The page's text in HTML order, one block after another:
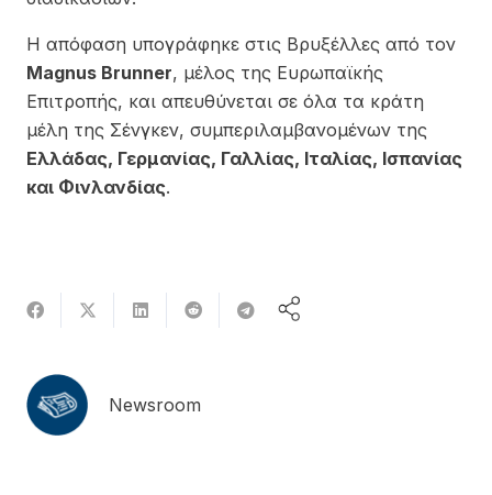
Η απόφαση υπογράφηκε στις Βρυξέλλες από τον
Magnus Brunner, μέλος της Ευρωπαϊκής
Επιτροπής, και απευθύνεται σε όλα τα κράτη
μέλη της Σένγκεν, συμπεριλαμβανομένων της
Ελλάδας, Γερμανίας, Γαλλίας, Ιταλίας, Ισπανίας
και Φινλανδίας.
Newsroom